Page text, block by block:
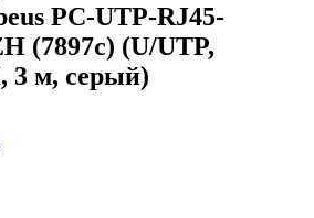
PC-UTP-RJ45-
(7897c) (U/UTP,
3 м, серый)